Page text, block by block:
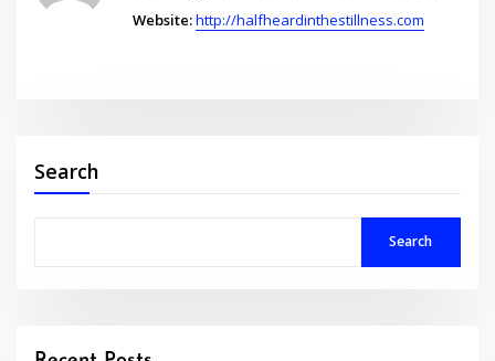
Website:http://halfheardinthestillness.com
Search
Search